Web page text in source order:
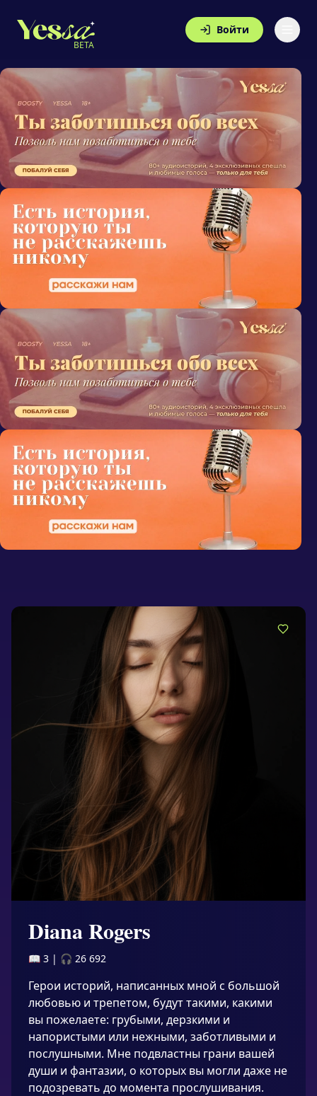
BETA
Войти
Diana Rogers
📖 3 | 🎧 26 692
Герои историй, написанных мной с большой
любовью и трепетом, будут такими, какими
вы пожелаете: грубыми, дерзкими и
напористыми или нежными, заботливыми и
послушными. Мне подвластны грани вашей
души и фантазии, о которых вы могли даже не
подозревать до момента прослушивания.